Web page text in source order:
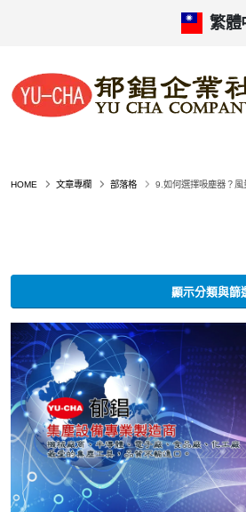
繁體
HOME 文章專欄 部落格 9.如何選擇吸塵器？風量×真
顯示分類與篩